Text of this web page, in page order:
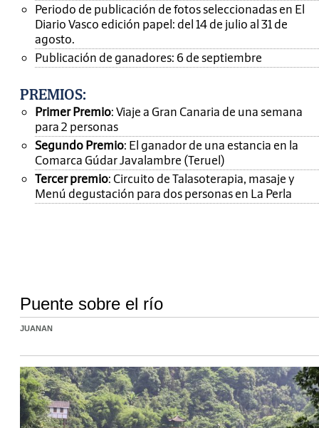
Periodo de publicación de fotos seleccionadas en El
Diario Vasco edición papel: del 14 de julio al 31 de
agosto.
Publicación de ganadores: 6 de septiembre
PREMIOS:
Primer Premio: Viaje a Gran Canaria de una semana
para 2 personas
Segundo Premio: El ganador de una estancia en la
Comarca Gúdar Javalambre (Teruel)
Tercer premio: Circuito de Talasoterapia, masaje y
Menú degustación para dos personas en La Perla
Puente sobre el río
JUANAN